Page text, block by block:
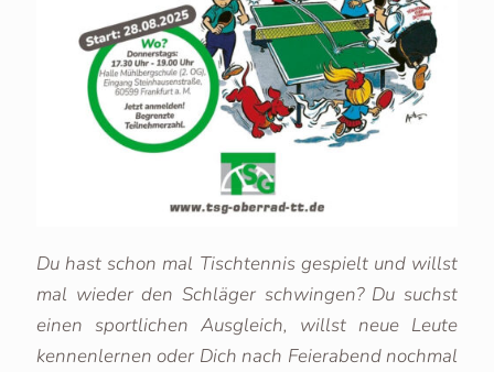
Du hast schon mal Tischtennis gespielt und willst
mal wieder den Schläger schwingen? Du suchst
einen sportlichen Ausgleich, willst neue Leute
kennenlernen oder Dich nach Feierabend nochmal